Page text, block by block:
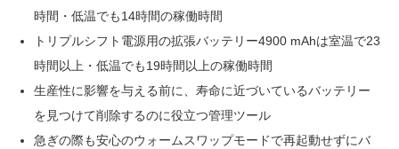
時間・低温でも14時間の稼働時間
トリプルシフト電源用の拡張バッテリー4900 mAhは室温で23
時間以上・低温でも19時間以上の稼働時間
生産性に影響を与える前に、寿命に近づいているバッテリー
を見つけて削除するのに役立つ管理ツール
急ぎの際も安心のウォームスワップモードで再起動せずにバ